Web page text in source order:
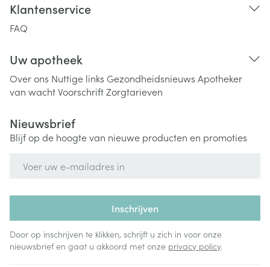
Klantenservice
FAQ
Uw apotheek
Over ons Nuttige links Gezondheidsnieuws Apotheker
van wachtVoorschriftZorgtarieven
Nieuwsbrief
Blijf op de hoogte van nieuwe producten en promoties
Inschrijven
Door op inschrijven te klikken, schrijft u zich in voor onze
nieuwsbrief en gaat u akkoord met onze privacy policy.